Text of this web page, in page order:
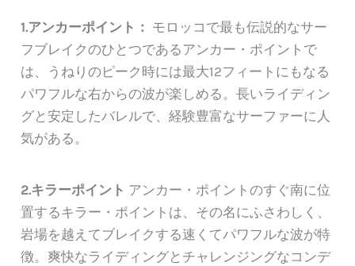
1.アンカーポイント： モロッコで最も伝説的なサー
フブレイクのひとつであるアンカー・ポイントで
は、うねりのピーク時には最大12フィートにもなる
パワフルな右からの波が楽しめる。長いライディン
グと安定したバレルで、経験豊富なサーファーに人
気がある。
2.キラーポイント アンカー・ポイントのすぐ南に位
置するキラー・ポイントは、その名にふさわしく、
岩場を越えてブレイクする速くてパワフルな波が特
徴。爽快なライディングとチャレンジングなコンデ